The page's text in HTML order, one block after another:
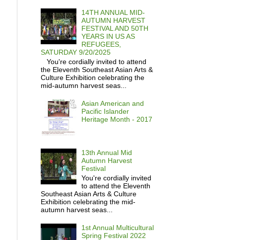
14TH ANNUAL MID-
AUTUMN HARVEST
FESTIVAL AND 50TH
YEARS IN US AS
REFUGEES,
SATURDAY 9/20/2025
You're cordially invited to attend
the Eleventh Southeast Asian Arts &
Culture Exhibition celebrating the
mid-autumn harvest seas...
Asian American and
Pacific Islander
Heritage Month - 2017
13th Annual Mid
Autumn Harvest
Festival
You're cordially invited
to attend the Eleventh
Southeast Asian Arts & Culture
Exhibition celebrating the mid-
autumn harvest seas...
1st Annual Multicultural
Spring Festival 2022